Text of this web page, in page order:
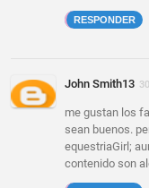
RESPONDER
John Smith13
me gustan los
sean buenos.
equestriaGirl;
contenido son